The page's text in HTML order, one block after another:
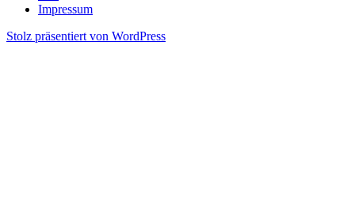
Impressum
Stolz präsentiert von WordPress